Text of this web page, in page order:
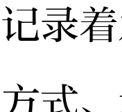
录
式